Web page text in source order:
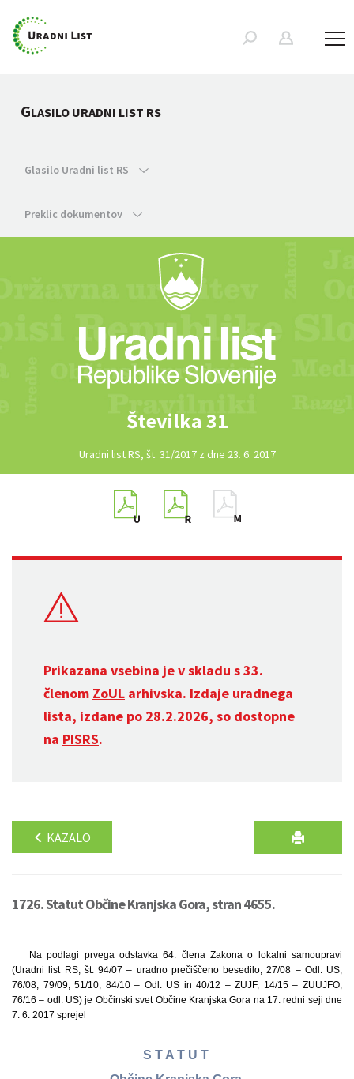
GLASILO URADNI LIST RS
Glasilo Uradni list RS
Preklic dokumentov
Številka 31
Uradni list RS, št. 31/2017 z dne 23. 6. 2017
Prikazana vsebina je v skladu s 33.
členom ZoUL arhivska. Izdaje uradnega
lista, izdane po 28.2.2026, so dostopne
na PISRS.
KAZALO
1726. Statut Občine Kranjska Gora, stran 4655.
Na podlagi prvega odstavka 64. člena Zakona o lokalni samoupravi
(Uradni list RS, št. 94/07 – uradno prečiščeno besedilo, 27/08 – Odl. US,
76/08, 79/09, 51/10, 84/10 – Odl. US in 40/12 – ZUJF, 14/15 – ZUUJFO,
76/16 – odl. US) je Občinski svet Občine Kranjska Gora na 17. redni seji dne
7. 6. 2017 sprejel
S T A T U T